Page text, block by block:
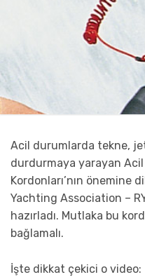
Acil durumlarda tekne,
durdurmaya yarayan
Kordonları’nın önemine
Yachting Association –
hazırladı. Mutlaka bu
bağlamalı.
İşte dikkat çekici o video: